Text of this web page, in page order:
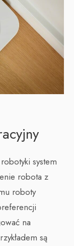
system
robota z
roboty
na
są